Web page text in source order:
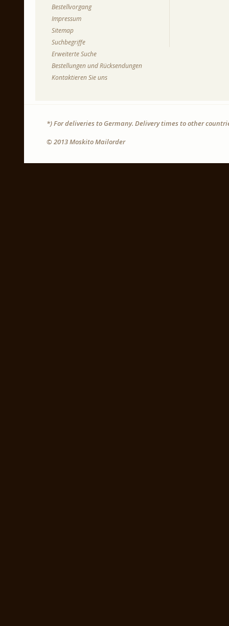
Bestellvorgang
Impressum
Sitemap
Suchbegriffe
Erweiterte Suche
Bestellungen und Rücksendungen
Kontaktieren Sie uns
*) For deliveries to Germany. Delivery times to other
© 2013 Moskito Mailorder